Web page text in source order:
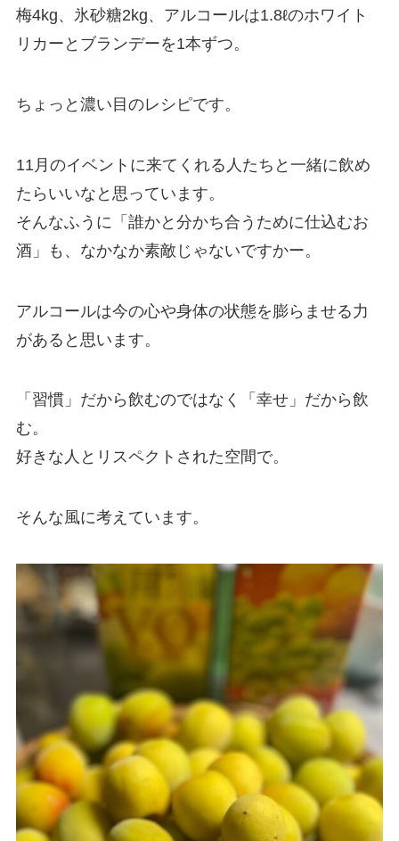
梅4kg、氷砂糖2kg、アルコールは1.8ℓのホワイト
リカーとブランデーを1本ずつ。
ちょっと濃い目のレシピです。
11月のイベントに来てくれる人たちと一緒に飲め
たらいいなと思っています。
そんなふうに「誰かと分かち合うために仕込むお
酒」も、なかなか素敵じゃないですかー。
アルコールは今の心や身体の状態を膨らませる力
があると思います。
「習慣」だから飲むのではなく「幸せ」だから飲
む。
好きな人とリスペクトされた空間で。
そんな風に考えています。